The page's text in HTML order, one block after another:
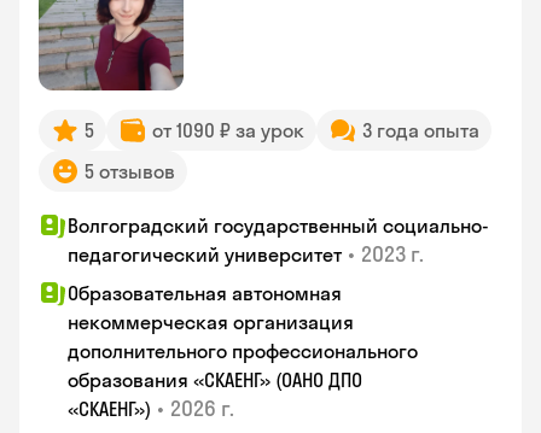
5 от 1090 ₽ за урок
3 года опыта
5 отзывов
Волгоградский государственный социально-
педагогический университет • 2023 г.
Образовательная автономная
некоммерческая организация
дополнительного профессионального
образования «СКАЕНГ» (ОАНО ДПО
«СКАЕНГ») • 2026 г.